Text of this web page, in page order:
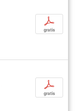
p
gratis
p
gratis